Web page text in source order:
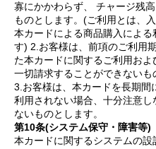
寡にかかわらず、 チャージ残
ものとします。(ご利用とは、
本カードによる商品購入による
す) 2.お客様は、前項のご利用
た本カードに関するご利用およ
一切請求することができないも
3.お客様は、本カードを長期間
利用されない場合、十分注意し
ないものとします。
第10条(システム保守・障害等)
本カードに関するシステムの設